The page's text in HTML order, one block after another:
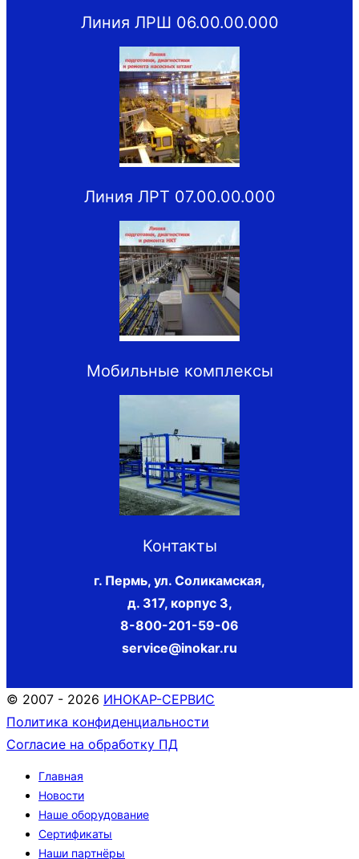
Линия ЛРШ 06.00.00.000
Линия ЛРТ 07.00.00.000
Мобильные комплексы
Контакты
г. Пермь, ул. Соликамская,
д. 317, корпус 3,
8-800-201-59-06
service@inokar.ru
© 2007 - 2026 ИНОКАР-СЕРВИС
Политика конфиденциальности
Согласие на обработку ПД
Главная
Новости
Наше оборудование
Сертификаты
Наши партнёры